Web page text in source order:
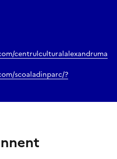
centrulculturalalexandruma
scoaladinparc/?